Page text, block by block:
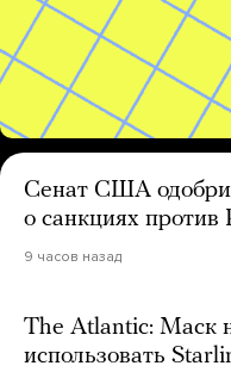
Сенат США
о санкциях против
9 часов назад
The Atlantic: Маск
использовать